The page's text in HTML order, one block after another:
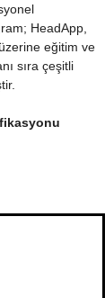
HeadApp,
eğitim ve
sıra çeşitli